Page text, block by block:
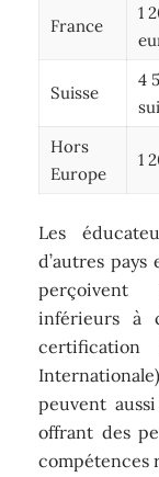
France
1
Suisse
4
Hors
Europe
1
Les
d’autres
perçoivent
inférieurs à
certification
peuvent
offrant des
compétences